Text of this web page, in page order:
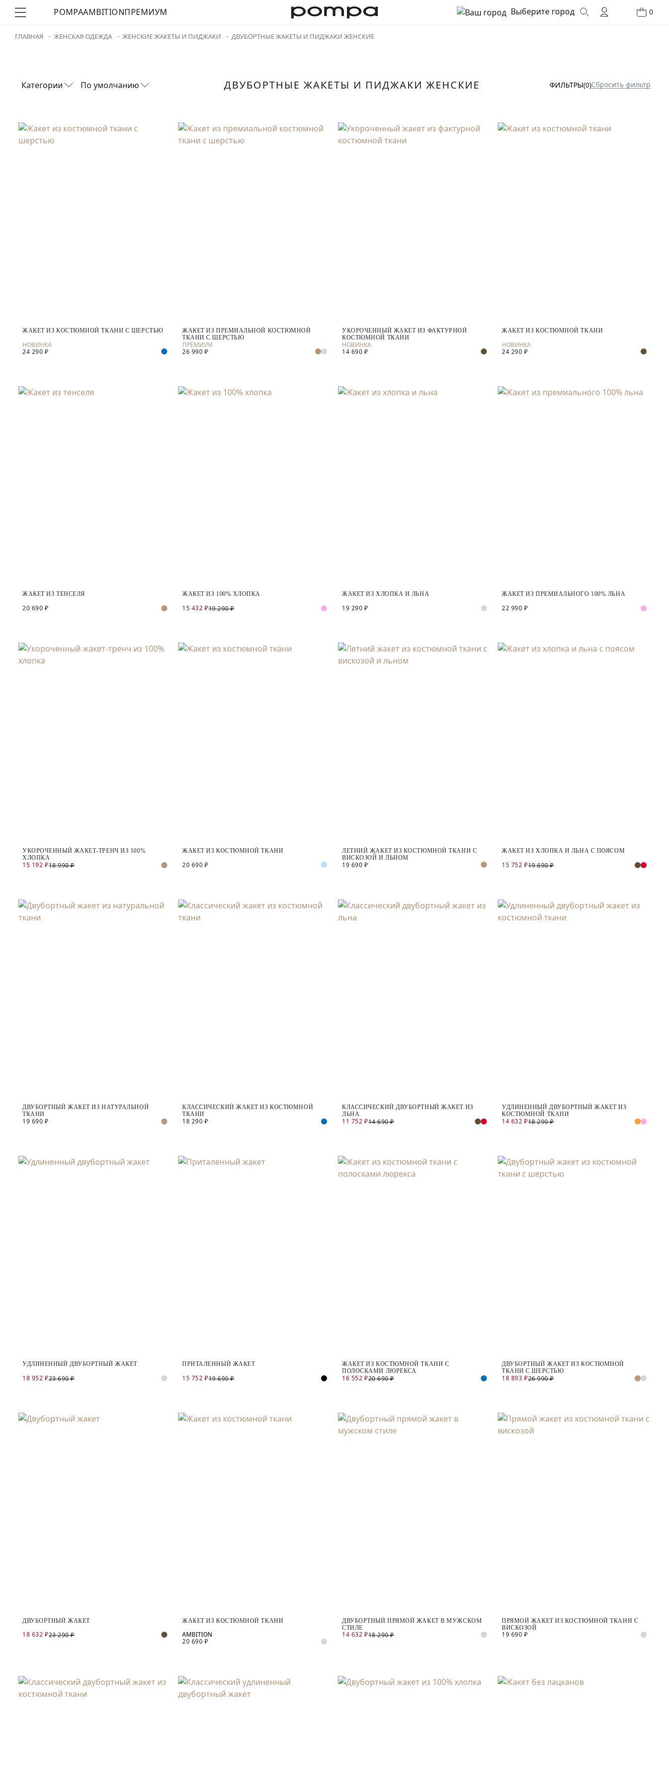
POMPAAMBITIONПРЕМИУМ Выберите город 0
ГЛАВНАЯ ЖЕНСКАЯ ОДЕЖДА ЖЕНСКИЕ ЖАКЕТЫ И ПИДЖАКИ ДВУБОРТНЫЕ ЖАКЕТЫ И ПИДЖАКИ ЖЕНСКИЕ
Категории По умолчанию ДВУБОРТНЫЕ ЖАКЕТЫ И ПИДЖАКИ ЖЕНСКИЕ ФИЛЬТРЫ(0)Сбросить фильтр
ЖАКЕТ ИЗ КОСТЮМНОЙ ТКАНИ С ШЕРСТЬЮ
24 290 ₽
ЖАКЕТ ИЗ ПРЕМИАЛЬНОЙ КОСТЮМНОЙ
ТКАНИ С ШЕРСТЬЮ
26 990 ₽
УКОРОЧЕННЫЙ ЖАКЕТ ИЗ ФАКТУРНОЙ
КОСТЮМНОЙ ТКАНИ
14 690 ₽
ЖАКЕТ ИЗ КОСТЮМНОЙ ТКАНИ
24 290 ₽
ЖАКЕТ ИЗ ТЕНСЕЛЯ
20 690 ₽
ЖАКЕТ ИЗ 100% ХЛОПКА
15 432 ₽19 290 ₽
ЖАКЕТ ИЗ ХЛОПКА И ЛЬНА
19 290 ₽
ЖАКЕТ ИЗ ПРЕМИАЛЬНОГО 100% ЛЬНА
22 990 ₽
УКОРОЧЕННЫЙ ЖАКЕТ-ТРЕНЧ ИЗ 100%
ХЛОПКА
15 192 ₽18 990 ₽
ЖАКЕТ ИЗ КОСТЮМНОЙ ТКАНИ
20 690 ₽
ЛЕТНИЙ ЖАКЕТ ИЗ КОСТЮМНОЙ ТКАНИ С
ВИСКОЗОЙ И ЛЬНОМ
19 690 ₽
ЖАКЕТ ИЗ ХЛОПКА И ЛЬНА С ПОЯСОМ
15 752 ₽19 690 ₽
ДВУБОРТНЫЙ ЖАКЕТ ИЗ НАТУРАЛЬНОЙ
ТКАНИ
19 690 ₽
КЛАССИЧЕСКИЙ ЖАКЕТ ИЗ КОСТЮМНОЙ
ТКАНИ
18 290 ₽
КЛАССИЧЕСКИЙ ДВУБОРТНЫЙ ЖАКЕТ ИЗ
ЛЬНА
11 752 ₽14 690 ₽
УДЛИНЕННЫЙ ДВУБОРТНЫЙ ЖАКЕТ ИЗ
КОСТЮМНОЙ ТКАНИ
14 632 ₽18 290 ₽
УДЛИНЕННЫЙ ДВУБОРТНЫЙ ЖАКЕТ
18 952 ₽23 690 ₽
ПРИТАЛЕННЫЙ ЖАКЕТ
15 752 ₽19 690 ₽
ЖАКЕТ ИЗ КОСТЮМНОЙ ТКАНИ С
ПОЛОСКАМИ ЛЮРЕКСА
16 552 ₽20 690 ₽
ДВУБОРТНЫЙ ЖАКЕТ ИЗ КОСТЮМНОЙ
ТКАНИ С ШЕРСТЬЮ
18 893 ₽26 990 ₽
ДВУБОРТНЫЙ ЖАКЕТ
18 632 ₽23 290 ₽
ЖАКЕТ ИЗ КОСТЮМНОЙ ТКАНИ
20 690 ₽
ДВУБОРТНЫЙ ПРЯМОЙ ЖАКЕТ В МУЖСКОМ
СТИЛЕ
14 632 ₽18 290 ₽
ПРЯМОЙ ЖАКЕТ ИЗ КОСТЮМНОЙ ТКАНИ С
ВИСКОЗОЙ
19 690 ₽